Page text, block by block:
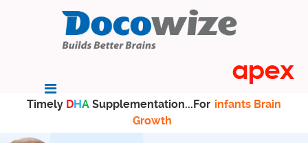
Timely DHA Supplementation...For infants Brain
Growth